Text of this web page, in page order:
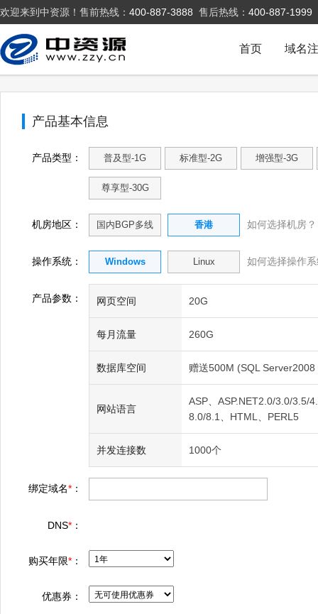
欢迎来到中资源！售前热线： 400-887-3888 售后热线： 400-887-1999
域名
首页
产品基本信息
产品类型： 普及型-1G 标准型-2G 增强型-3G
尊享型-30G
机房地区： 国内BGP多线 香港 如何选择机房？
操作系统： Windows Linux 如何选择操作
产品参数： 网页空间 20G
每月流量 260G
数据库空间 赠送500M (SQL
网站语言
ASP、ASP.NET2.0/3.0/3.5/
8.0/8.1、HTML、PERL5
并发连接数 1000个
绑定域名* ：
DNS* ：
购买年限* ：
优惠券：